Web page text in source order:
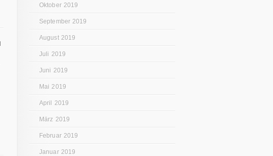
Oktober 2019
September 2019
August 2019
Juli 2019
Juni 2019
Mai 2019
April 2019
März 2019
Februar 2019
Januar 2019